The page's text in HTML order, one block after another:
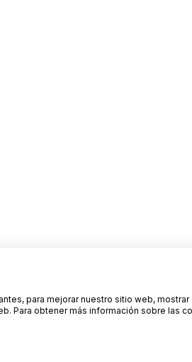
para mejorar nuestro sitio web,
Para obtener más información sobre las